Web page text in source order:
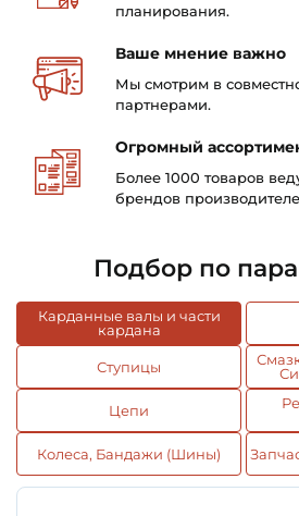
планирования.
Ваше мнение важно
Мы смотрим в
партнерами.
Огромный
Более 1000 товаров
брендов
Подбор по
Карданные валы и части
кардана
Ступицы
Цепи
Колеса, Бандажи (Шины)